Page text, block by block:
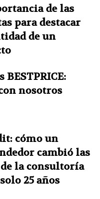
de las
para destacar
de un
BESTPRICE:
nosotros
cómo un
cambió las
la consultoría
25 años